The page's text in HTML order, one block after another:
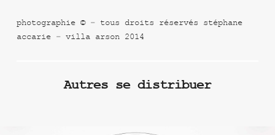
photographie © – tous droits réservés stéphane
accarie – villa arson 2014
Autres se distribuer